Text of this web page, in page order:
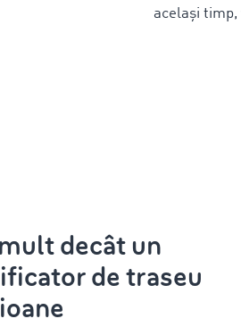
același
decât un
de traseu